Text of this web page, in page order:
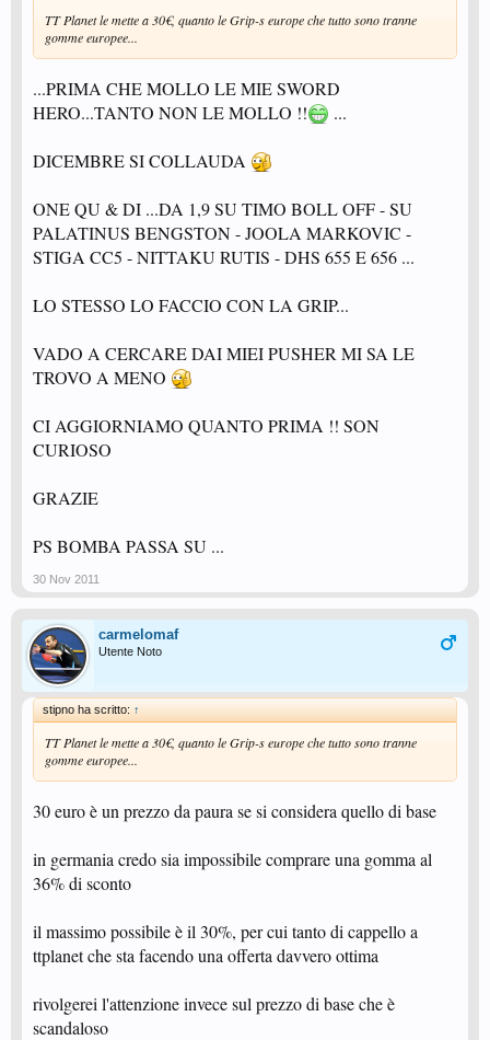
il movimento.
Concordo sul fatto che, comunque, la 1Q non sia una gomma
rivoluzionaria, come la Tenergy quando uscì.
A me sembra comuneu un'ottima gomma, che dà qualcosa in più anche sullo
scambio e sullo smash, vediamo quanto dura e ne riparliamo...
TT Planet le mette a 30€, quanto le Grip-s europe che tutto sono tranne
gomme europee...
...PRIMA CHE MOLLO LE MIE SWORD
HERO...TANTO NON LE MOLLO !!
...
DICEMBRE SI COLLAUDA
ONE QU & DI ...DA 1,9 SU TIMO BOLL OFF - SU
PALATINUS BENGSTON - JOOLA MARKOVIC -
STIGA CC5 - NITTAKU RUTIS - DHS 655 E 656 ...
LO STESSO LO FACCIO CON LA GRIP...
VADO A CERCARE DAI MIEI PUSHER MI SA LE
TROVO A MENO
CI AGGIORNIAMO QUANTO PRIMA !! SON
CURIOSO
GRAZIE
PS BOMBA PASSA SU ...
30 Nov 2011
carmelomaf
Utente Noto
stipno ha scritto: ↑
TT Planet le mette a 30€, quanto le Grip-s europe che tutto sono tranne
gomme europee...
30 euro è un prezzo da paura se si considera quello di base
in germania credo sia impossibile comprare una gomma al
36% di sconto
il massimo possibile è il 30%, per cui tanto di cappello a
ttplanet che sta facendo una offerta davvero ottima
rivolgerei l'attenzione invece sul prezzo di base che è
scandaloso